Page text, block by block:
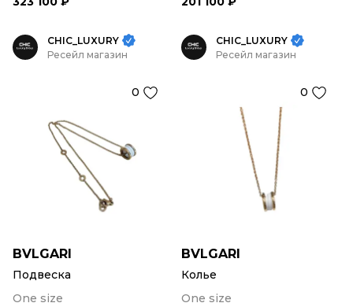
CHIC_LUXURY
Ресейл магазин
0
BVLGARI
Подвеска
One size
CHIC_LUXURY
Ресейл магазин
0
BVLGARI
Колье
One size